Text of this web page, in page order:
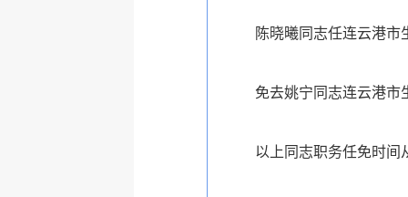
陈晓曦同志任连云港市
免去姚宁同志连云港市
以上同志职务任免时